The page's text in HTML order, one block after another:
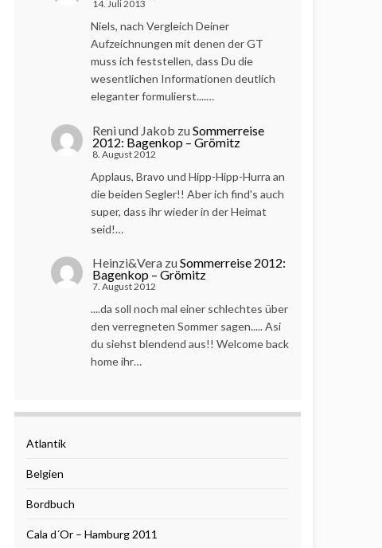
14. Juli 2013
Niels, nach Vergleich Deiner
Aufzeichnungen mit denen der GT
muss ich feststellen, dass Du die
wesentlichen Informationen deutlich
eleganter formulierst....…
Reni und Jakob zuSommerreise
2012: Bagenkop – Grömitz
8. August 2012
Applaus, Bravo und Hipp-Hipp-Hurra an
die beiden Segler!! Aber ich find's auch
super, dass ihr wieder in der Heimat
seid!…
Heinzi&Vera zuSommerreise 2012:
Bagenkop – Grömitz
7. August 2012
....da soll noch mal einer schlechtes über
den verregneten Sommer sagen..... Asi
du siehst blendend aus!! Welcome back
home ihr…
Atlantik
Belgien
Bordbuch
Cala d´Or – Hamburg 2011